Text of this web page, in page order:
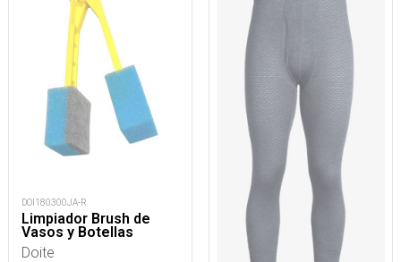
DOI180300JA-R
Limpiador Brush de
Vasos y Botellas
Doite